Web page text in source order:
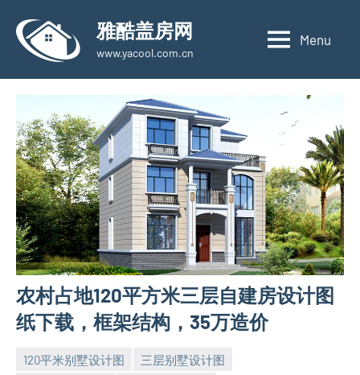
content
雅酷盖房网
www.yacool.com.cn
Menu
农村占地120平方米三层自建房设计图
纸下载，框架结构，35万造价
120平米别墅设计图
三层别墅设计图